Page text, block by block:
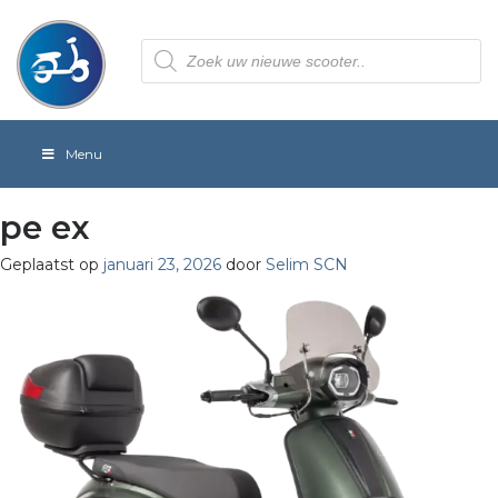
Producten
zoeken
Menu
pe ex
Geplaatst op januari 23, 2026 door Selim SCN